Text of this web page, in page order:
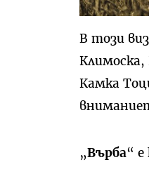
В този
Климоска,
Камка
„Върба“ е